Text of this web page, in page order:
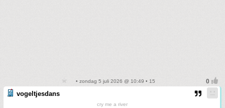
• zondag 5 juli 2026 @ 10:49 • 15
vogeltjesdans
cry me a river